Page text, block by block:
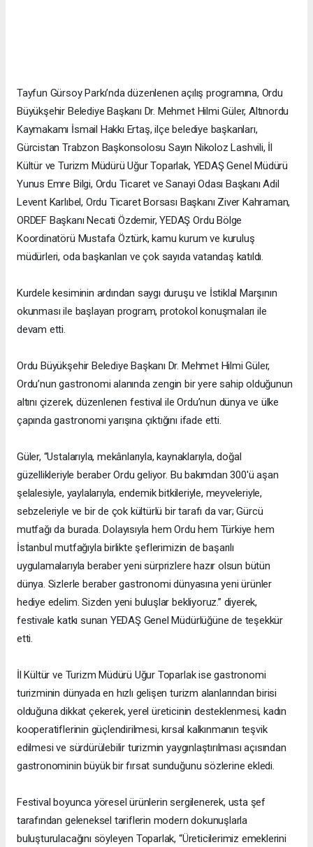
Tayfun Gürsoy Parkı’nda düzenlenen açılış programına, Ordu
Büyükşehir Belediye Başkanı Dr. Mehmet Hilmi Güler, Altınordu
Kaymakamı İsmail Hakkı Ertaş, ilçe belediye başkanları,
Gürcistan Trabzon Başkonsolosu Sayın Nikoloz Lashvili, İl
Kültür ve Turizm Müdürü Uğur Toparlak, YEDAŞ Genel Müdürü
Yunus Emre Bilgi, Ordu Ticaret ve Sanayi Odası Başkanı Adil
Levent Karlıbel, Ordu Ticaret Borsası Başkanı Ziver Kahraman,
ORDEF Başkanı Necati Özdemir, YEDAŞ Ordu Bölge
Koordinatörü Mustafa Öztürk, kamu kurum ve kuruluş
müdürleri, oda başkanları ve çok sayıda vatandaş katıldı.
Kurdele kesiminin ardından saygı duruşu ve İstiklal Marşının
okunması ile başlayan program, protokol konuşmaları ile
devam etti.
Ordu Büyükşehir Belediye Başkanı Dr. Mehmet Hilmi Güler,
Ordu’nun gastronomi alanında zengin bir yere sahip olduğunun
altını çizerek, düzenlenen festival ile Ordu’nun dünya ve ülke
çapında gastronomi yarışına çıktığını ifade etti.
Güler, “Ustalarıyla, mekânlarıyla, kaynaklarıyla, doğal
güzellikleriyle beraber Ordu geliyor. Bu bakımdan 300'ü aşan
şelalesiyle, yaylalarıyla, endemik bitkileriyle, meyveleriyle,
sebzeleriyle ve bir de çok kültürlü bir tarafı da var; Gürcü
mutfağı da burada. Dolayısıyla hem Ordu hem Türkiye hem
İstanbul mutfağıyla birlikte şeflerimizin de başarılı
uygulamalarıyla beraber yeni sürprizlere hazır olsun bütün
dünya. Sizlerle beraber gastronomi dünyasına yeni ürünler
hediye edelim. Sizden yeni buluşlar bekliyoruz.” diyerek,
festivale katkı sunan YEDAŞ Genel Müdürlüğüne de teşekkür
etti.
İl Kültür ve Turizm Müdürü Uğur Toparlak ise gastronomi
turizminin dünyada en hızlı gelişen turizm alanlarından birisi
olduğuna dikkat çekerek, yerel üreticinin desteklenmesi, kadın
kooperatiflerinin güçlendirilmesi, kırsal kalkınmanın teşvik
edilmesi ve sürdürülebilir turizmin yaygınlaştırılması açısından
gastronominin büyük bir fırsat sunduğunu sözlerine ekledi.
Festival boyunca yöresel ürünlerin sergilenerek, usta şef
tarafından geleneksel tariflerin modern dokunuşlarla
buluşturulacağını söyleyen Toparlak, “Üreticilerimiz emeklerini